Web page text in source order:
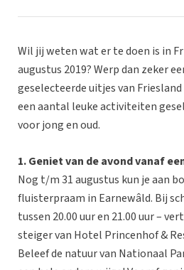
Wil jij weten wat er te doen is in
augustus 2019? Werp dan zeker
geselecteerde uitjes van
een aantal leuke activiteiten
voor jong en oud.
1. Geniet van de avond vanaf
Nog t/m 31 augustus kun je aan
fluisterpraam in Earnewâld. Bij
tussen 20.00 uur en 21.00 uur –
steiger van Hotel Princenhof &
Beleef de natuur van Nationaal